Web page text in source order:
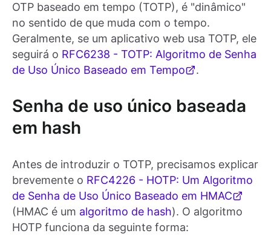
OTP baseado em tempo (TOTP), é "dinâmico"
no sentido de que muda com o tempo.
Geralmente, se um aplicativo web usa TOTP, ele
seguirá o RFC6238 - TOTP: Algoritmo de Senha
de Uso Único Baseado em Tempo
.
Senha de uso único baseada
em hash
Antes de introduzir o TOTP, precisamos explicar
brevemente o RFC4226 - HOTP: Um Algoritmo
de Senha de Uso Único Baseado em HMAC
(HMAC é um algoritmo de hash). O algoritmo
HOTP funciona da seguinte forma: